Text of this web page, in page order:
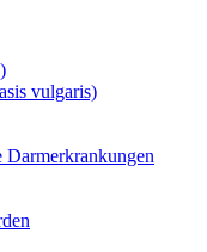
vulgaris)
Darmerkrankungen